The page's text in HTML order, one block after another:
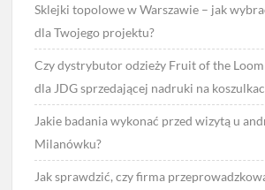
Sklejki topolowe w Warszawie – jak
dla Twojego projektu?
Czy dystrybutor odzieży Fruit of the
dla JDG sprzedającej nadruki na
Jakie badania wykonać przed wizytą u
Milanówku?
Jak sprawdzić, czy firma